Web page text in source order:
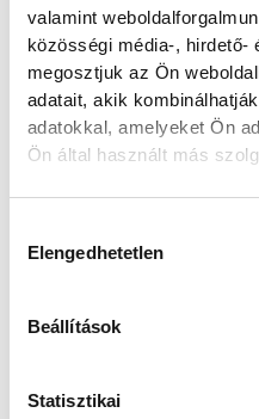
valamint
közösségi média-, hirdető-
megosztjuk az Ön
adatait, akik
adatokkal, amelyeket Ön
Ön által használt más
Elengedhetetlen
Beállítások
Statisztikai
Ideiglenes